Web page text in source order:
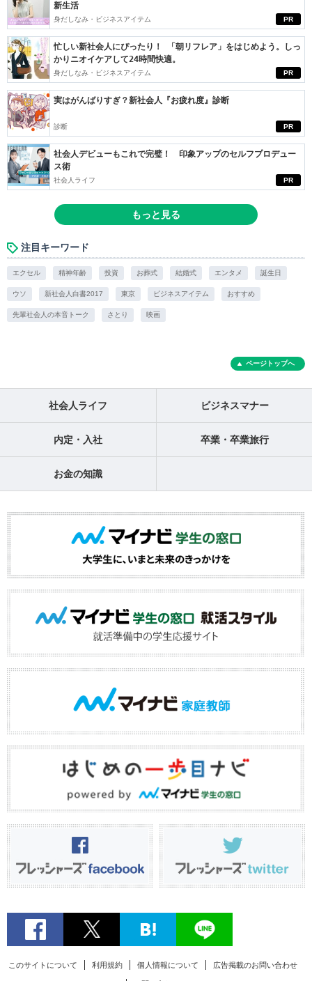
PR
新生活
身だしなみ・ビジネスアイテム
PR
忙しい新社会人にぴったり！ 「朝リフレア」をはじめよう。しっ
かりニオイケアして24時間快適。
身だしなみ・ビジネスアイテム
PR
実はがんばりすぎ？新社会人『お疲れ度』診断
診断
PR
社会人デビューもこれで完璧！ 印象アップのセルフプロデュー
ス術
社会人ライフ
もっと見る
注目キーワード
エクセル 精神年齢 投資 お葬式 結婚式 エンタメ 誕生日
ウソ 新社会人白書2017 東京 ビジネスアイテム おすすめ
先輩社会人の本音トーク さとり 映画
ページトップへ
社会人ライフ ビジネスマナー
内定・入社 卒業・卒業旅行
お金の知識
このサイトについて 利用規約 個人情報について 広告掲載のお問い合わせ